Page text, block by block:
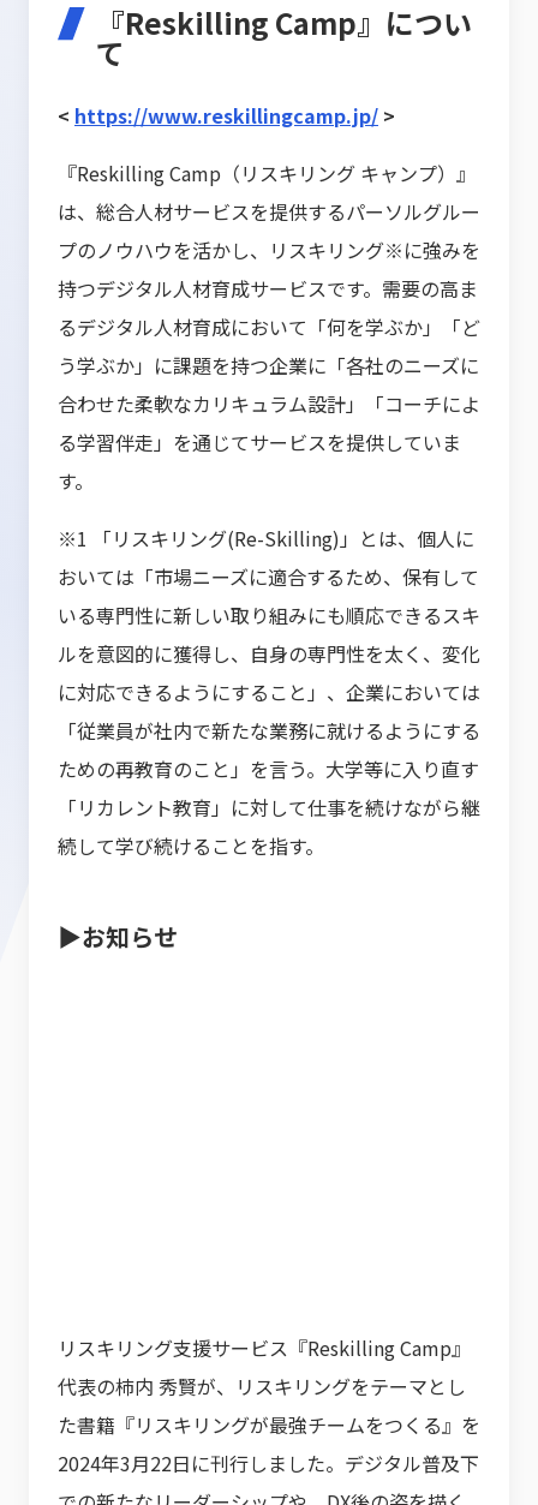
『Reskilling Camp』につい
て
< https://www.reskillingcamp.jp/ >
『Reskilling Camp（リスキリング キャンプ）』
は、総合人材サービスを提供するパーソルグルー
プのノウハウを活かし、リスキリング※に強みを
持つデジタル人材育成サービスです。需要の高ま
るデジタル人材育成において「何を学ぶか」「ど
う学ぶか」に課題を持つ企業に「各社のニーズに
合わせた柔軟なカリキュラム設計」「コーチによ
る学習伴走」を通じてサービスを提供していま
す。
※1 「リスキリング(Re-Skilling)」とは、個人に
おいては「市場ニーズに適合するため、保有して
いる専門性に新しい取り組みにも順応できるスキ
ルを意図的に獲得し、自身の専門性を太く、変化
に対応できるようにすること」、企業においては
「従業員が社内で新たな業務に就けるようにする
ための再教育のこと」を言う。大学等に入り直す
「リカレント教育」に対して仕事を続けながら継
続して学び続けることを指す。
▶お知らせ
リスキリング支援サービス『Reskilling Camp』
代表の柿内 秀賢が、リスキリングをテーマとし
た書籍『リスキリングが最強チームをつくる』を
2024年3月22日に刊行しました。デジタル普及下